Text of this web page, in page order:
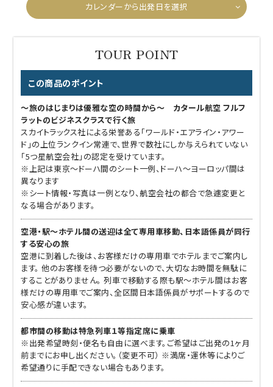
カレンダーから出発日を選択
この商品のポイント
～旅のはじまりは優雅な空の時間から～ カタール航空 フルフ
ラットのビジネスクラスで行く旅
スカイトラックス社による栄誉ある「ワールド・エアライン・アワー
ド」の上位ランクイン常連で、世界で数社にしか与えられていない
「5つ星航空会社」の認定を受けています。
※上記は東京～ドーハ間のシート一例、ドーハ～ヨーロッパ間は
異なります
※シート情報・写真は一例となり、航空会社の都合で急遽変更と
なる場合があります。
空港・駅～ホテル間の送迎は全て専用車移動、日本語係員が同行
する安心の旅
空港に到着した後は、お客様だけの専用車でホテルまでご案内し
ます。 他のお客様を待つ必要がないので、大切なお時間を無駄に
することがありません。 列車で移動する際も駅～ホテル間はお客
様だけの専用車でご案内、全区間日本語係員がサポートするので
安心感が違います。
都市間の移動は特急列車１等指定席に乗車
※出発希望時刻・便名も自由に選べます。ご希望はご出発の1ヶ月
前までにお申し出ください。（変更不可） ※満席・運休等によりご
希望通りに手配できない場合もあります。